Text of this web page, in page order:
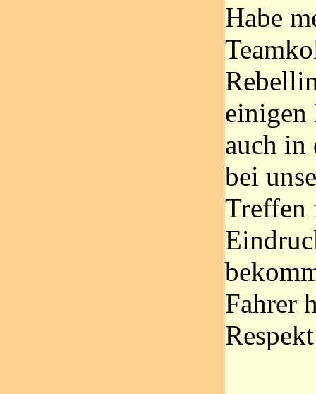
Habe
einigen
auch in
bei
Treffen
Fahrer